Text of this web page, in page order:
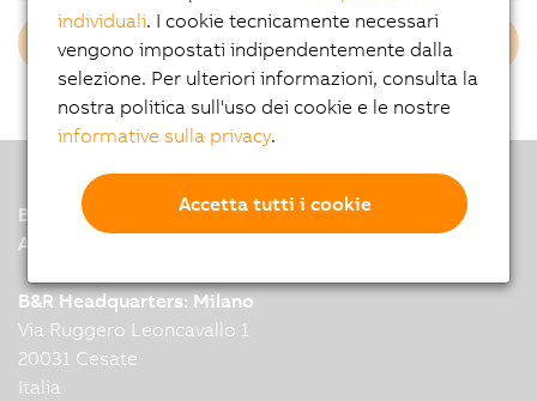
Login B&R Employees
B&R
A member of the ABB Group
B&R Headquarters: Milano
Via Ruggero Leoncavallo 1
20031 Cesate
Italia
individuali. I cookie tecnicamente necessari
vengono impostati indipendentemente dalla
selezione. Per ulteriori informazioni, consulta la
nostra politica sull'uso dei cookie e le nostre
informative sulla privacy.
Accetta tutti i cookie